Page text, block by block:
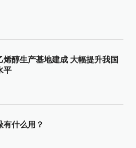
醇生产基地建成 大幅提升我国
平
有什么用？